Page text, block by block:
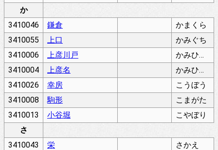
か
3410046
鎌倉
かまくら
3410055
上口
かみぐち
3410006
上彦川戸
かみひこかわど
3410004
上彦名
かみひこな
3410026
幸房
こうぼう
3410008
駒形
こまがた
3410013
小谷堀
こやぼり
さ
3410043
栄
さかえ